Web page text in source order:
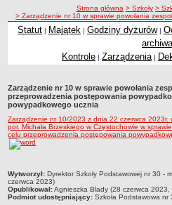
Zespoły Szkół
Techniczne Zakłady Naukowe
PRZEDSZKOLA
ARCHIWUM SZKÓŁ I PLACÓWEK
Zlikwidowane gimnazja
Przekształcone szkoły i placówki
Wielofunkcyjna Placówka
Specjalny Ośrodek nr 1
Specjalny Ośrodek nr 5
ścieżka nawigacji
Strona główna > Szkoły >
> Zarządzenie nr 10 w sprawie powołania
Statut | Majątek | Godziny dyżurów|
archiwa
Kontrole | Zarządzenia |
Zarządzenie nr 10 w sprawie powołania
przeprowadzenia postępowania
powypadkowego ucznia
Zarządzenie nr 10/2023 z dnia 22 czerwca 2023r.
por. Michała Brzeskiego w Częstochowie w
celu przeprowadzenia postępowania
metryczka
Wytworzył: Dyrektor Szkoły Podstawowej nr 30 -
czerwca 2023)
Opublikował:Agnieszka Blady (28 czerwca
Podmiot udostępniający: Szkoła Podstawowa nr